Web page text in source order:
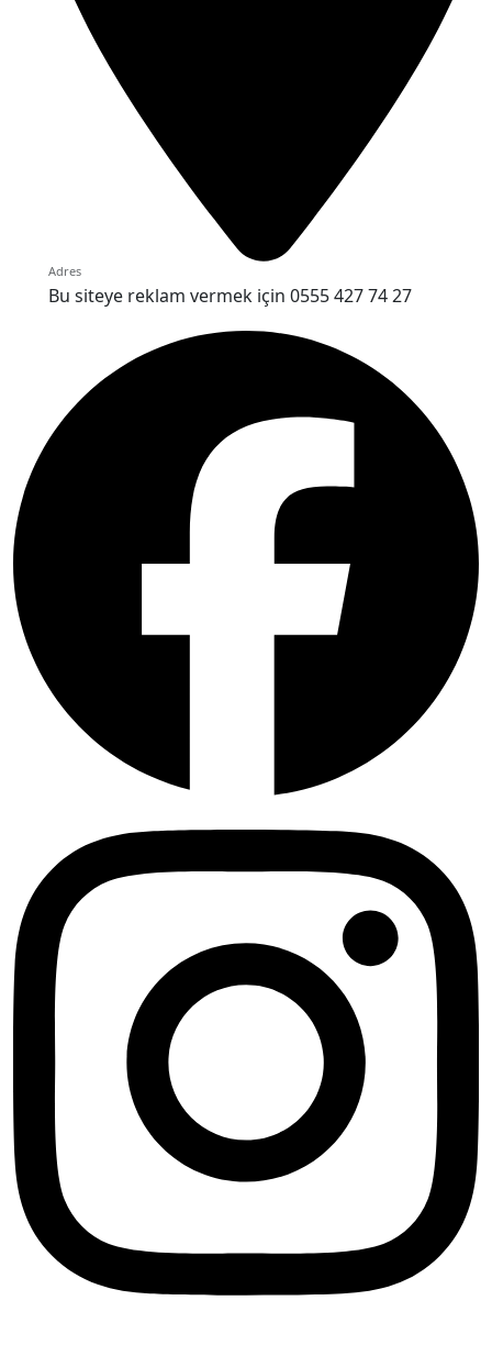
Adres
Bu siteye reklam vermek için 0555 427 74 27